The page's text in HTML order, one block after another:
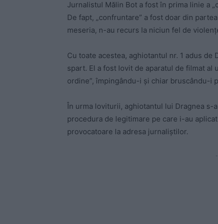
Jurnalistul Mălin Bot a fost în prima linie a
De fapt, „confruntare” a fost doar din
meseria, n-au recurs la niciun fel de
Cu toate acestea, aghiotantul nr. 1 adus de
spart. El a fost lovit de aparatul de filmat al
ordine”, împingându-i și chiar bruscându-i
În urma loviturii, aghiotantul lui Dragnea s-
procedura de legitimare pe care i-au
provocatoare la adresa jurnaliștilor.